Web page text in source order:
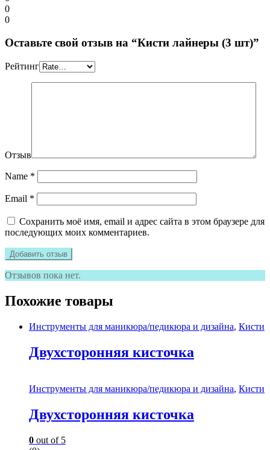
0
0
Оставьте свой отзыв на “Кисти лайнеры (3 шт)”
Рейтинг
Отзыв
Name *
Email *
Сохранить моё имя, email и адрес сайта в этом браузере для
последующих моих комментариев.
Отзывов пока нет.
Похожие товары
Инструменты для маникюра/педикюра и дизайна, Кисти
Двухсторонняя кисточка
Инструменты для маникюра/педикюра и дизайна, Кисти
Двухсторонняя кисточка
0 out of 5